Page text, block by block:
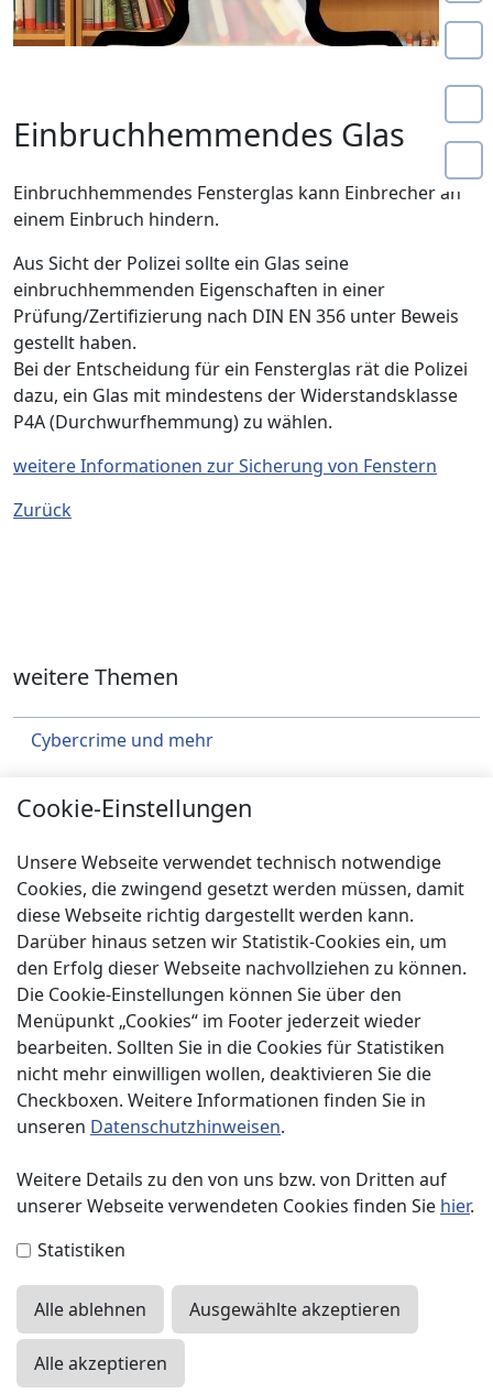
Einbruchhemmendes Glas
Einbruchhemmendes Fensterglas kann Einbrecher an
einem Einbruch hindern.
Aus Sicht der Polizei sollte ein Glas seine
einbruchhemmenden Eigenschaften in einer
Prüfung/Zertifizierung nach DIN EN 356 unter Beweis
gestellt haben.
Bei der Entscheidung für ein Fensterglas rät die Polizei
dazu, ein Glas mit mindestens der Widerstandsklasse
P4A (Durchwurfhemmung) zu wählen.
weitere Informationen zur Sicherung von Fenstern
Zurück
weitere Themen
Cybercrime und mehr
Über uns
Service
Spenden
Impressum
Kontakt
Presse
Sitemap
Mitgliederlogin
Cookie-Einstellungen
Unsere Webseite verwendet technisch notwendige
Cookies, die zwingend gesetzt werden müssen, damit
diese Webseite richtig dargestellt werden kann.
Darüber hinaus setzen wir Statistik-Cookies ein, um
den Erfolg dieser Webseite nachvollziehen zu können.
Die Cookie-Einstellungen können Sie über den
Menüpunkt „Cookies“ im Footer jederzeit wieder
bearbeiten. Sollten Sie in die Cookies für Statistiken
nicht mehr einwilligen wollen, deaktivieren Sie die
Checkboxen. Weitere Informationen finden Sie in
unseren Datenschutzhinweisen.
Weitere Details zu den von uns bzw. von Dritten auf
unserer Webseite verwendeten Cookies finden Sie hier.
Statistiken
Alle ablehnen Ausgewählte akzeptieren
Alle akzeptieren